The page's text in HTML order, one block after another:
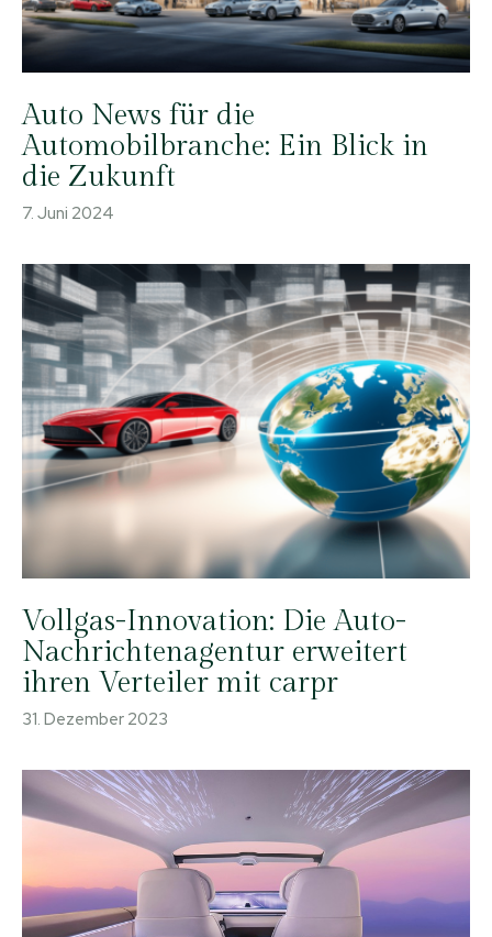
Auto News für die
Automobilbranche: Ein Blick in
die Zukunft
7. Juni 2024
Vollgas-Innovation: Die Auto-
Nachrichtenagentur erweitert
ihren Verteiler mit carpr
31. Dezember 2023